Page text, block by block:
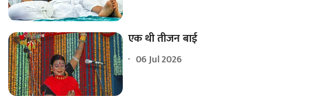
एक थी तीजन बाई
06 Jul 2026